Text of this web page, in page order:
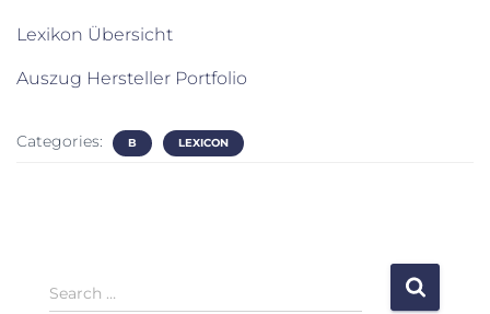
Lexikon Übersicht
Auszug Hersteller Portfolio
Categories: B LEXICON
S
e
Search …